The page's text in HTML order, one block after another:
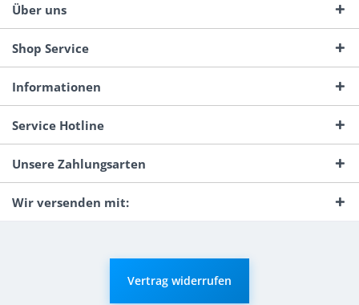
Über uns
Shop Service
Informationen
Service Hotline
Unsere Zahlungsarten
Wir versenden mit:
Vertrag widerrufen